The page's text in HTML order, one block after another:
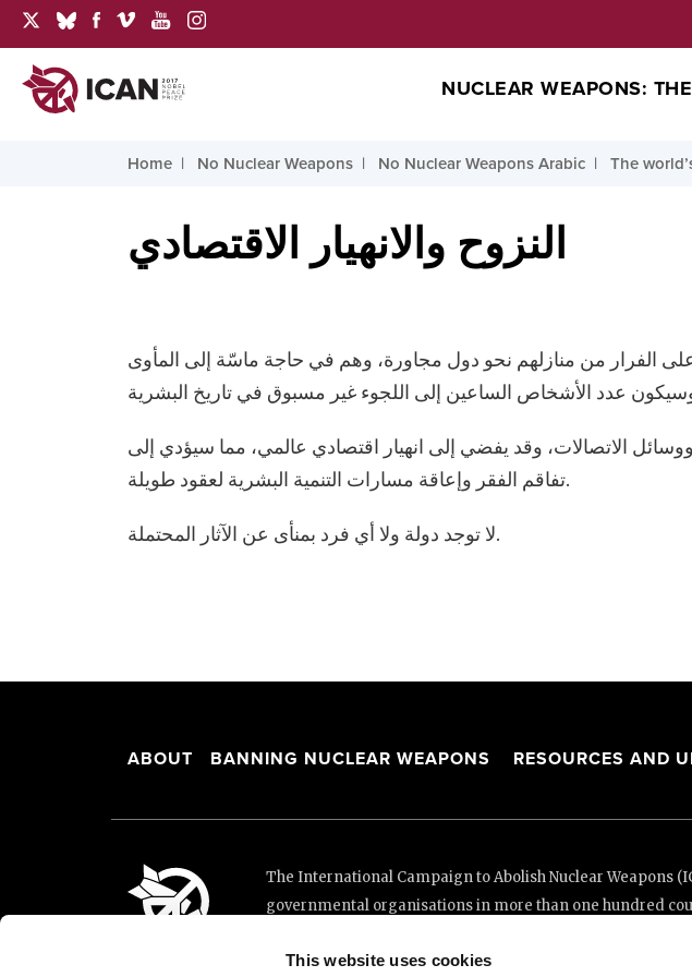
This website uses cookies
NUCLEAR WEAPONS:
Home No Nuclear Weapons No Nuclear Weapons Arabic The
النزوح والانهيار الاقتصادي
الفرار من منازلهم نحو دول مجاورة، وهم في حاجة ماسّة إلى المأوى
الاتصالات، وقد يفضي إلى انهيار اقتصادي عالمي، مما سيؤدي إلى
تفاقم الفقر وإعاقة مسارات التنمية البشرية لعقود طويلة.
لا توجد دولة ولا أي فرد بمنأى عن الآثار المحتملة.
ABOUT BANNING NUCLEAR WEAPONS RESOURCES AND
The International Campaign to Abolish Nuclear Weapons
governmental organisations in more than one hundred
This website was made possible thanks to the generous